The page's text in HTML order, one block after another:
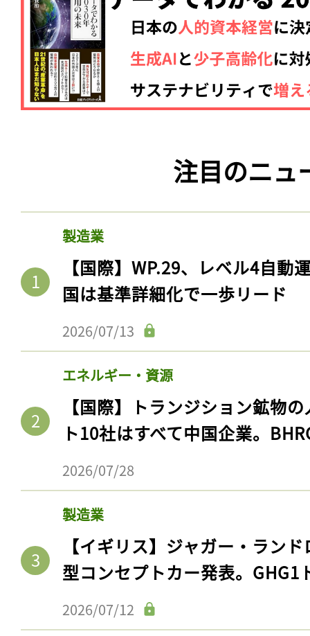
注目のニュ
製造業
【国際】WP.29、レベル4自動
国は基準詳細化で一歩リード
2026/07/13
エネルギー・資源
【国際】トランジション鉱物
ト10社はすべて中国企業。
2026/07/28
製造業
【イギリス】ジャガー・ラン
型コンセプトカー発表。GHG1
2026/07/12